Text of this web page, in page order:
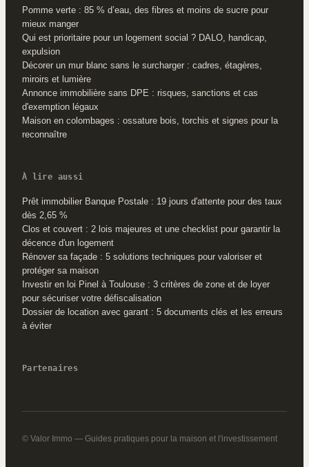
Pomme verte : 85 % d’eau, des fibres et moins de sucre pour
mieux manger
Qui est prioritaire pour un logement social ? DALO, handicap,
expulsion
Décorer un mur blanc sans le surcharger : cadres, étagères,
miroirs et lumière
Annonce immobilière sans DPE : risques, sanctions et cas
d'exemption légaux
Maison en colombages : ossature bois, torchis et signes pour la
reconnaître
À lire aussi
Prêt immobilier Banque Postale : 19 jours d'attente pour des taux
dès 2,65 %
Clos et couvert : 2 lois majeures et une checklist pour garantir la
décence d'un logement
Rénover sa façade : 5 solutions techniques pour valoriser et
protéger sa maison
Investir en loi Pinel à Toulouse : 3 critères de zone et de loyer
pour sécuriser votre défiscalisation
Dossier de location avec garant : 5 documents clés et les erreurs
à éviter
Partenaires
© Valor Immo — Guides pratiques pour la maison et l'investissement